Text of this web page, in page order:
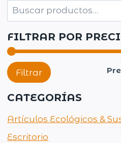
Buscar
por:
FILTRAR POR
Filtrar
CATEGORÍAS
Artículos Ecológicos &
Escritorio